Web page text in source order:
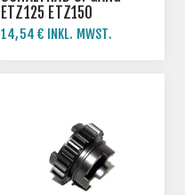
ETZ125 ETZ150
14,54 € INKL. MWST.